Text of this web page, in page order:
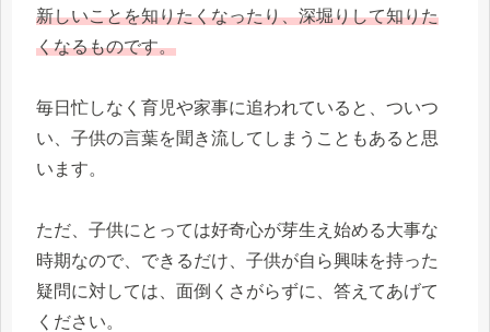
新しいことを知りたくなったり、深堀りして知りた
くなるものです。
毎日忙しなく育児や家事に追われていると、ついつ
い、子供の言葉を聞き流してしまうこともあると思
います。
ただ、子供にとっては好奇心が芽生え始める大事な
時期なので、できるだけ、子供が自ら興味を持った
疑問に対しては、面倒くさがらずに、答えてあげて
ください。